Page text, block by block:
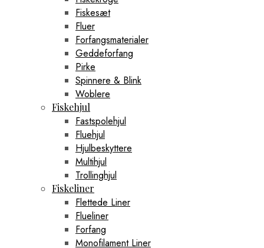
Fiskesæt
Fluer
Forfangsmaterialer
Geddeforfang
Pirke
Spinnere & Blink
Woblere
Fiskehjul
Fastspolehjul
Fluehjul
Hjulbeskyttere
Multihjul
Trollinghjul
Fiskeliner
Flettede Liner
Flueliner
Forfang
Monofilament Liner